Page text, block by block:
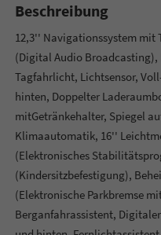
Beschreibung
12,3'' Navigationssystem mit
(Digital Audio Broadcasting),
Tagfahrlicht, Lichtsensor,
hinten, Doppelter
mitGetränkehalter, Spiegel
Klimaautomatik, 16''
(Elektronisches
(Kindersitzbefestigung),
(Elektronische Parkbremse
Berganfahrassistent,